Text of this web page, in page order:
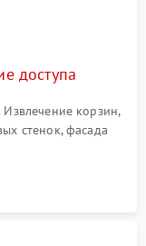
доступа
корзин,
стенок, фасада
помпе.